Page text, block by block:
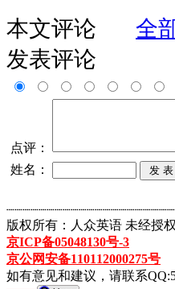
本文评论
全
发表评论
点评：
姓名：
版权所有：人众英语 未经授
京ICP备05048130号-3
京公网安备110112000275号
如有意见和建议，请联系